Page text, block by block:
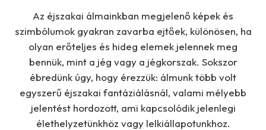
Az éjszakai álmainkban megjelenő képek és
szimbólumok gyakran zavarba ejtőek, különösen, ha
olyan erőteljes és hideg elemek jelennek meg
bennük, mint a jég vagy a jégkorszak. Sokszor
ébredünk úgy, hogy érezzük: álmunk több volt
egyszerű éjszakai fantáziálásnál, valami mélyebb
jelentést hordozott, ami kapcsolódik jelenlegi
élethelyzetünkhöz vagy lelkiállapotunkhoz.